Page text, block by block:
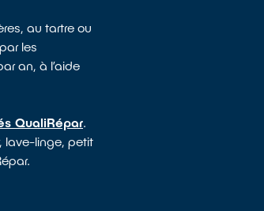
au tartre ou
les
an, à l’aide
QualiRépar.
lave-linge, petit